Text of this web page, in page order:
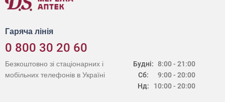
Гаряча лінія
0 800 30 20 60
Будні:
Сб:
Нд:
8:00 - 21:00
9:00 - 20:00
10:00 - 20:00
Безкоштовно зі стаціонарних і
мобільних телефонів в Україні